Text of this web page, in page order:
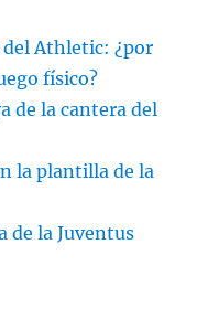
Athletic: ¿por
físico?
de la cantera del
la plantilla de la
de la Juventus